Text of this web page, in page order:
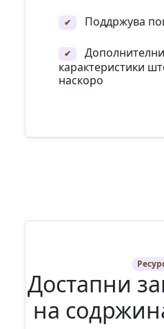
✔ Поддржува
✔
Дополнителни
карактеристики
наскоро
Достапни
на